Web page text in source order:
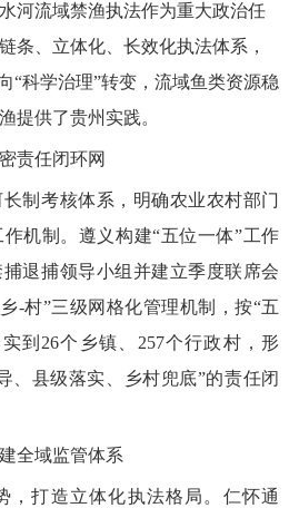
河流域禁渔执法作为重大政治任
条、立体化、长效化执法体系，
“科学治理”转变，流域鱼类资源稳
提供了贵州实践。
责任闭环网
制考核体系，明确农业农村部门
机制。遵义构建“五位一体”工作
退捕领导小组并建立季度联席会
乡-村”三级网格化管理机制，按“五
到 26个乡镇、 257个行政村，形
、县级落实、乡村兜底”的责任闭
全域监管体系
，打造立体化执法格局。仁怀通